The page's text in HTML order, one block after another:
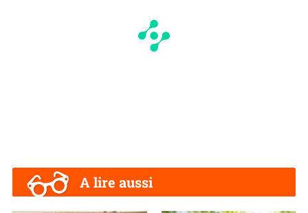
A lire aussi